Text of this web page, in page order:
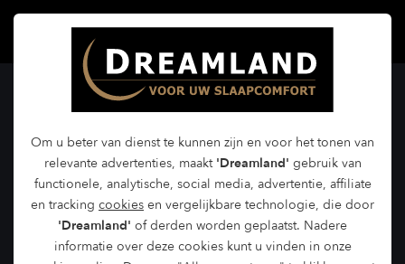
Om u beter van dienst te kunnen zijn en voor het tonen van
relevante advertenties, maakt 'Dreamland' gebruik van
functionele, analytische, social media, advertentie, affiliate
en tracking cookies en vergelijkbare technologie, die door
'Dreamland' of derden worden geplaatst. Nadere
informatie over deze cookies kunt u vinden in onze
Goed slapen begint bij
Dreamland in Oosterhout
Dreamland is al meer dan 40 jaar specialist op
het gebied van slaapsystemen en heeft al voor